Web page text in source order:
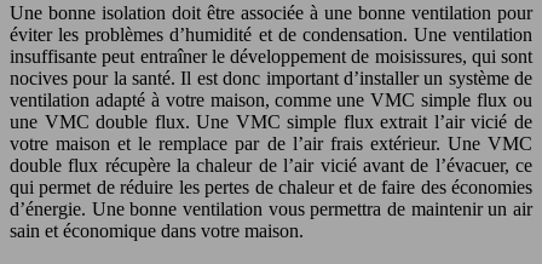
Une bonne isolation doit être associée à une bonne ventilation pour
éviter les problèmes d’humidité et de condensation. Une ventilation
insuffisante peut entraîner le développement de moisissures, qui sont
nocives pour la santé. Il est donc important d’installer un système de
ventilation adapté à votre maison, comme une VMC simple flux ou
une VMC double flux. Une VMC simple flux extrait l’air vicié de
votre maison et le remplace par de l’air frais extérieur. Une VMC
double flux récupère la chaleur de l’air vicié avant de l’évacuer, ce
qui permet de réduire les pertes de chaleur et de faire des économies
d’énergie. Une bonne ventilation vous permettra de maintenir un air
sain et économique dans votre maison.